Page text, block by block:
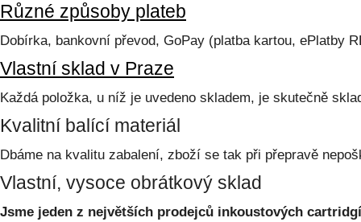
Různé způsoby plateb
Dobírka, bankovní převod, GoPay (platba kartou, ePlatby
Vlastní sklad v Praze
Každá položka, u níž je uvedeno skladem, je skutečně
Kvalitní balící materiál
Dbáme na kvalitu zabalení, zboží se tak při přepravě
Vlastní, vysoce obrátkový sklad
Jsme jeden z největších prodejců inkoustových